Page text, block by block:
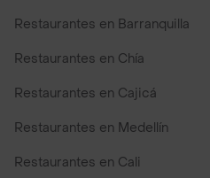
Restaurantes en Barranquilla
Restaurantes en Chía
Restaurantes en Cajicá
Restaurantes en Medellín
Restaurantes en Cali